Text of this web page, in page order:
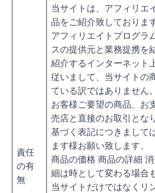
責任
の有
無
当サイトは、アフィリエ
品をご紹介致しております
アフィリエイトプログラ
スの提供元と業務提携を
紹介するインターネット
従いまして、当サイトの
ている訳ではありません。
お客様ご要望の商品、お
売店と直接のお取引とな
基づく表記につきまして
ます様お願い致します。
商品の価格 商品の詳細
細は時として変わる場合
当サイトだけではなくリ